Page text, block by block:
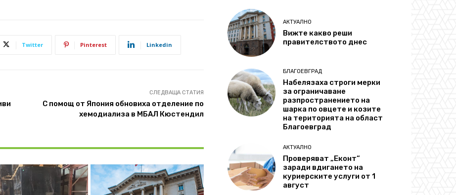
Twitter Pinterest Linkedin
СЛЕДВАЩА СТАТИЯ
С помощ от Япония обновиха отделение по
хемодиализа в МБАЛ Кюстендил
АКТУАЛНО
Вижте какво реши
правителството днес
БЛАГОЕВГРАД
Набелязаха строги мерки
за ограничаване
разпространението на
шарка по овцете и козите
на територията на област
Благоевград
АКТУАЛНО
Проверяват „Еконт“
заради вдигането на
куриерските услуги от 1
август